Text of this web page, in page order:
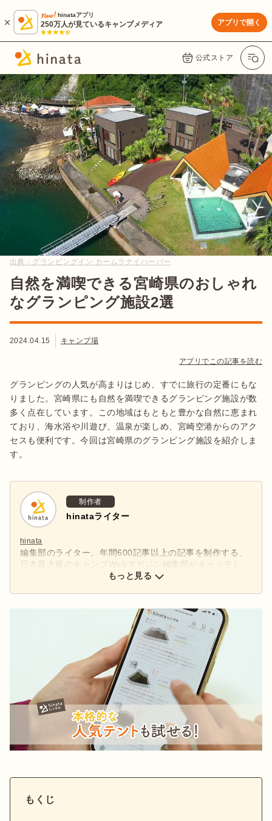
hinataアプリ
250万人が見ているキャンプメディア アプリで開く
公式ストア
出典： グランピングイン カームラナイハーバー
自然を満喫できる宮崎県のおしゃれ
なグランピング施設2選
2024.04.15 キャンプ場
アプリでこの記事を読む
グランピングの人気が高まりはじめ、すでに旅行の定番にもな
りました。宮崎県にも自然を満喫できるグランピング施設が数
多く点在しています。この地域はもともと豊かな自然に恵まれ
ており、海水浴や川遊び、温泉が楽しめ、宮崎空港からのアク
セスも便利です。今回は宮崎県のグランピング施設を紹介しま
す。
制作者
hinataライター
hinata
編集部のライター。年間600記事以上の記事を制作する、
日本最大級のキャンプWebマガジン編集部がキャッチし
た、アウトドアの最新情報をお届けします。
もっと見る
もくじ